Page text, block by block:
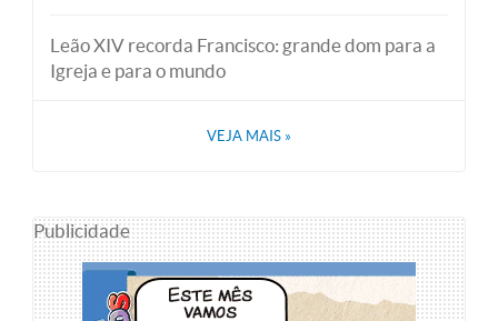
Leão XIV recorda Francisco: grande dom para a
Igreja e para o mundo
VEJA MAIS »
Publicidade